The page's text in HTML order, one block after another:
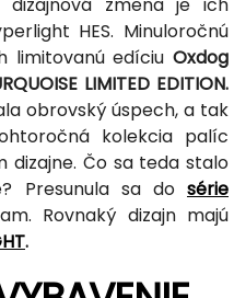
HES. Minuloročnú
limitovanú edíciu Oxdog
LIMITED EDITION.
obrovský úspech, a tak
kolekcia palíc
dizajne. Čo sa teda stalo
Presunula sa do série
Rovnaký dizajn majú
.